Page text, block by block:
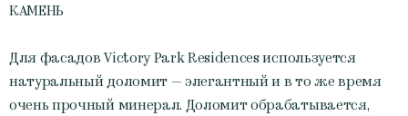
КАМЕНЬ
Для фасадов Victory Park Residences используется
натуральный доломит — элегантный и в то же время
очень прочный минерал. Доломит обрабатывается,